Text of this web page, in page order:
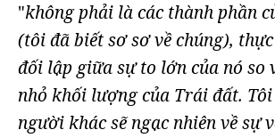
"không phải là các thành phần
(tôi đã biết sơ sơ về chúng),
đối lập giữa sự to lớn của nó so
nhỏ khối lượng của Trái đất.
người khác sẽ ngạc nhiên về sự